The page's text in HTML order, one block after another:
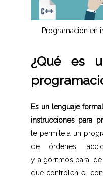
Programación en
¿Qué es
Es un lenguaje
instrucciones para
le permite a un
de órdenes,
y algoritmos para,
que controlen el